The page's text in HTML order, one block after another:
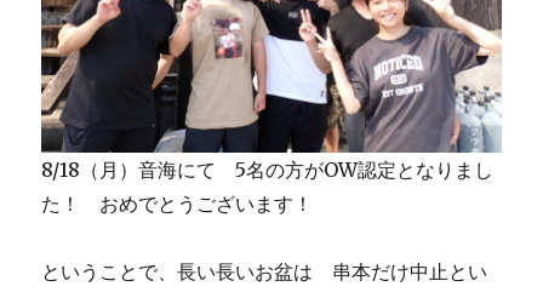
8/18（月）音海にて 5名の方がOW認定となりまし
た！ おめでとうございます！
ということで、長い長いお盆は 串本だけ中止とい